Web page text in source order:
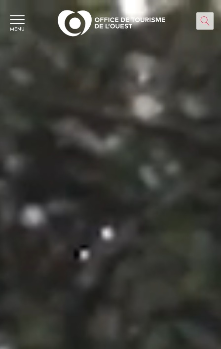
Panneau de gestion des cookies
MENU